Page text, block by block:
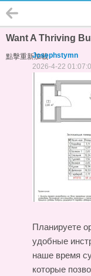
Want A Thriving
點擊重新加載Josephstymn
2026-4-22
Планируете
удобные
наше время
которые